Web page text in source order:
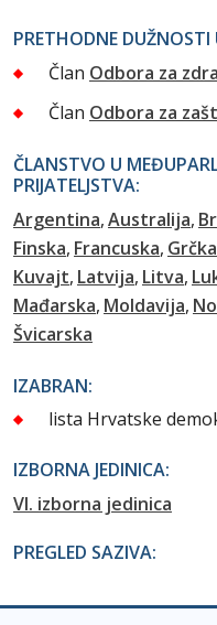
PRETHODNE DUŽNOSTI
Član Odbora za
Član Odbora za
ČLANSTVO U
PRIJATELJSTVA:
Argentina Australija
Finska Francuska Grčka
Kuvajt Latvija Litva
Mađarska Moldavija
Švicarska
IZABRAN:
lista Hrvatske
IZBORNA JEDINICA:
VI. izborna jedinica
PREGLED SAZIVA: